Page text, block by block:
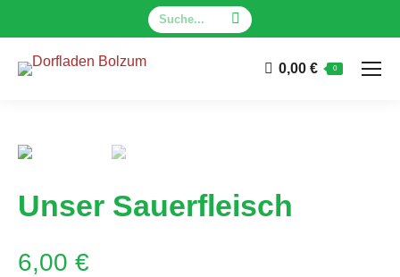
Search:
0,00 € 0
Unser Sauerfleisch
6,00 €